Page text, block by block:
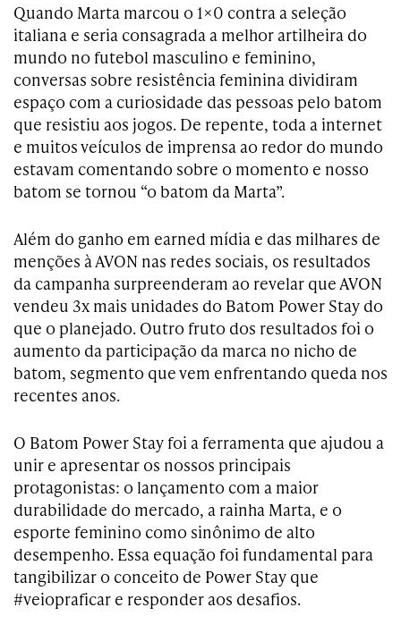
Quando Marta marcou o 1×0 contra a seleção
italiana e seria consagrada a melhor artilheira do
mundo no futebol masculino e feminino,
conversas sobre resistência feminina dividiram
espaço com a curiosidade das pessoas pelo batom
que resistiu aos jogos. De repente, toda a internet
e muitos veículos de imprensa ao redor do mundo
estavam comentando sobre o momento e nosso
batom se tornou “o batom da Marta”.
Além do ganho em earned mídia e das milhares de
menções à AVON nas redes sociais, os resultados
da campanha surpreenderam ao revelar que AVON
vendeu 3x mais unidades do Batom Power Stay do
que o planejado. Outro fruto dos resultados foi o
aumento da participação da marca no nicho de
batom, segmento que vem enfrentando queda nos
recentes anos.
O Batom Power Stay foi a ferramenta que ajudou a
unir e apresentar os nossos principais
protagonistas: o lançamento com a maior
durabilidade do mercado, a rainha Marta, e o
esporte feminino como sinônimo de alto
desempenho. Essa equação foi fundamental para
tangibilizar o conceito de Power Stay que
#veiopraficar e responder aos desafios.